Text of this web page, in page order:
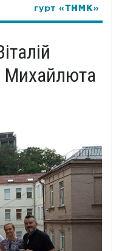
Михайлюта